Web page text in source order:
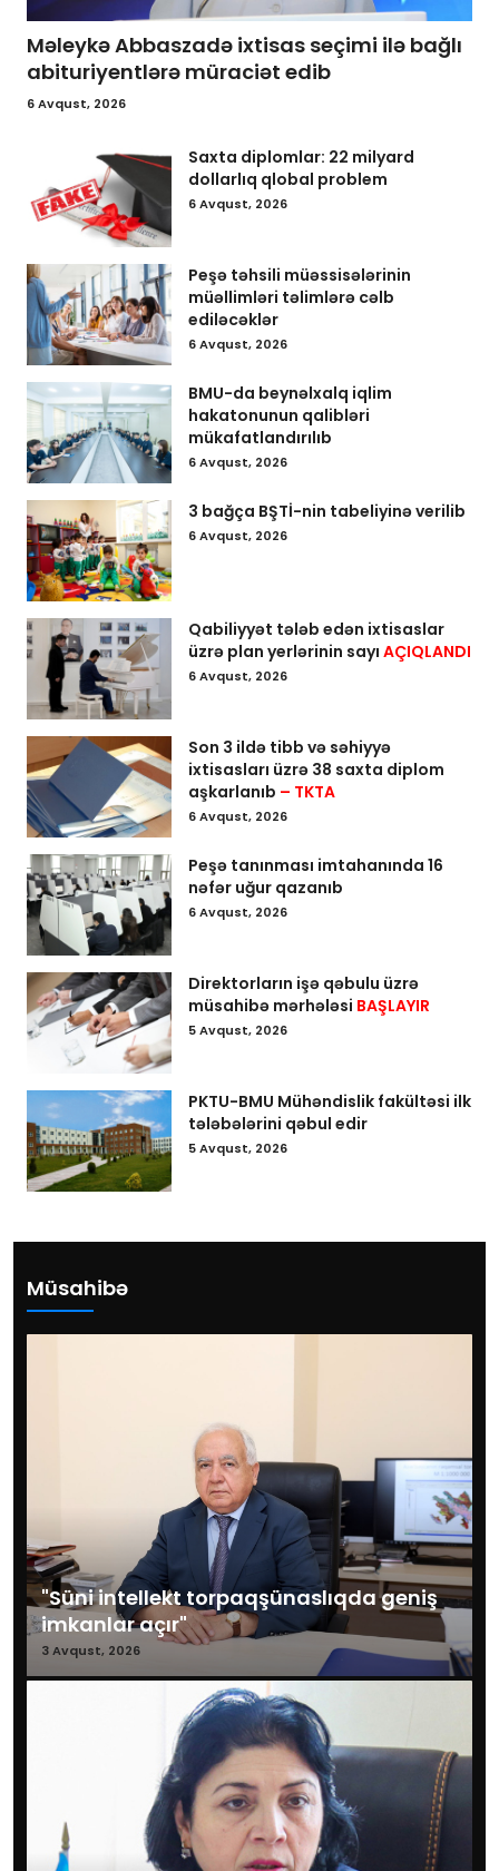
Məleykə Abbaszadə ixtisas seçimi ilə bağlı
abituriyentlərə müraciət edib
6 Avqust, 2026
Saxta diplomlar: 22 milyard
dollarlıq qlobal problem
6 Avqust, 2026
Peşə təhsili müəssisələrinin
müəllimləri təlimlərə cəlb
ediləcəklər
6 Avqust, 2026
BMU-da beynəlxalq iqlim
hakatonunun qalibləri
mükafatlandırılıb
6 Avqust, 2026
3 bağça BŞTİ-nin tabeliyinə verilib
6 Avqust, 2026
Qabiliyyət tələb edən ixtisaslar
üzrə plan yerlərinin sayı AÇIQLANDI
6 Avqust, 2026
Son 3 ildə tibb və səhiyyə
ixtisasları üzrə 38 saxta diplom
aşkarlanıb – TKTA
6 Avqust, 2026
Peşə tanınması imtahanında 16
nəfər uğur qazanıb
6 Avqust, 2026
Direktorların işə qəbulu üzrə
müsahibə mərhələsi BAŞLAYIR
5 Avqust, 2026
PKTU-BMU Mühəndislik fakültəsi ilk
tələbələrini qəbul edir
5 Avqust, 2026
Müsahibə
"Süni intellekt torpaqşünaslıqda geniş
imkanlar açır"
3 Avqust, 2026